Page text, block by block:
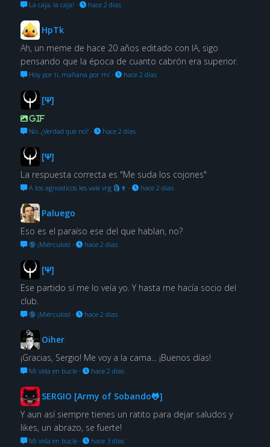
La caja, la caja! · hace 2 días
HpTk
Ah, un meme de hace 20 años editado con IA, sigo
pensando que la época de cuanto cabrón era superior.
Hoy por ti, mañana por mí· hace 2 días
[Ψ]
GIF
No. ¿Verdad que no?· hace 2 días
[Ψ]
La respuesta correcta es "Me suda los cojones"
A los agnosticos les vale vrg 🗿🍷 · hace 2 días
Paluego
Eso es el paraíso ese del que hablan, no?
🔞 ¡Miérculos! · hace 2 días
[Ψ]
Ese partido sí me lo veía yo. Y hasta me hacía socio del
club.
🔞 ¡Miérculos! · hace 2 días
Oiher
¡Gracias, Sergio! Me voy a la cama... ¡Buenos días!
Mi vida en bucle· hace 2 días
SERGIO [Army of Sobando🐸]
Y aun así siempre tienes un ratito para dejar saludos y
likes, un abrazo, se fuerte!
Mi vida en bucle· hace 3 días